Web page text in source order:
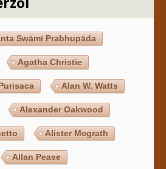
Swāmī Prabhupāda
Agatha Christie
Alan W. Watts
Alexander Oakwood
Alister Mcgrath
Allan Pease